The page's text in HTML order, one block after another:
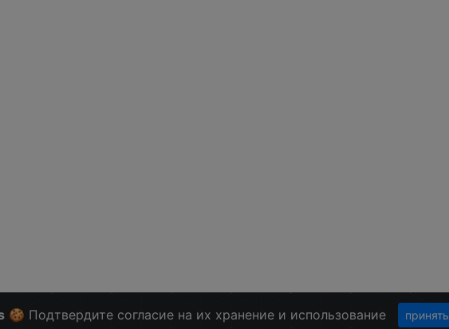
🍪 Подтвердите согласие на их хранение и использование принять